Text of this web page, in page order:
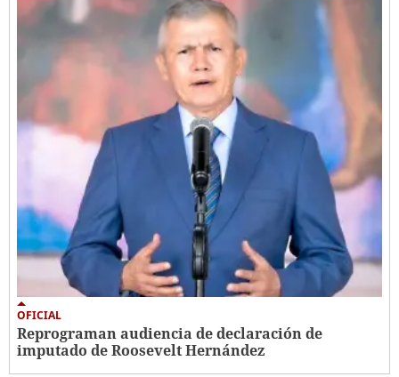
OFICIAL
Reprograman audiencia de declaración de
imputado de Roosevelt Hernández